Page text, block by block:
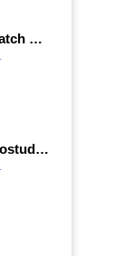
Programa con Scratch Jr una barrera que se desplaza para dar sensación de movimiento
Programa con Octostudio, una animación utilizando la cámara para una foto y audio y texto para comunicar.